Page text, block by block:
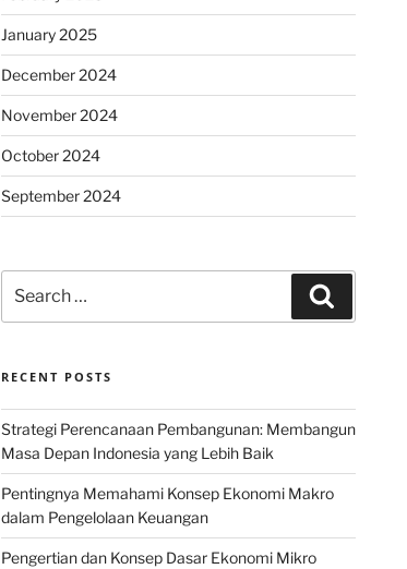
January 2025
December 2024
November 2024
October 2024
September 2024
for:
RECENT POSTS
Strategi Perencanaan Pembangunan: Membangun
Masa Depan Indonesia yang Lebih Baik
Pentingnya Memahami Konsep Ekonomi Makro
dalam Pengelolaan Keuangan
Pengertian dan Konsep Dasar Ekonomi Mikro